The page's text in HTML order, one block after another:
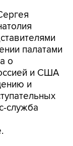
палатами
о
и США
и
служба